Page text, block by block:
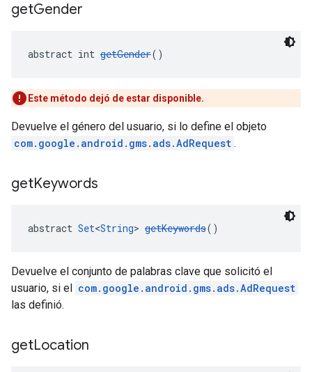
getGender
abstract int getGender()
Este método dejó de estar disponible.
Devuelve el género del usuario, si lo define el objeto
com.google.android.gms.ads.AdRequest .
getKeywords
abstract Set<String> getKeywords()
Devuelve el conjunto de palabras clave que solicitó el
usuario, si el com.google.android.gms.ads.AdRequest
las definió.
getLocation